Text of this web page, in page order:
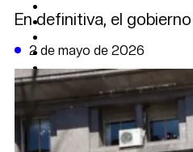
POLÍTICA
DATA FIRME
DE LA TRIBUNA TV
En definitiva, el
2 de mayo de 2026